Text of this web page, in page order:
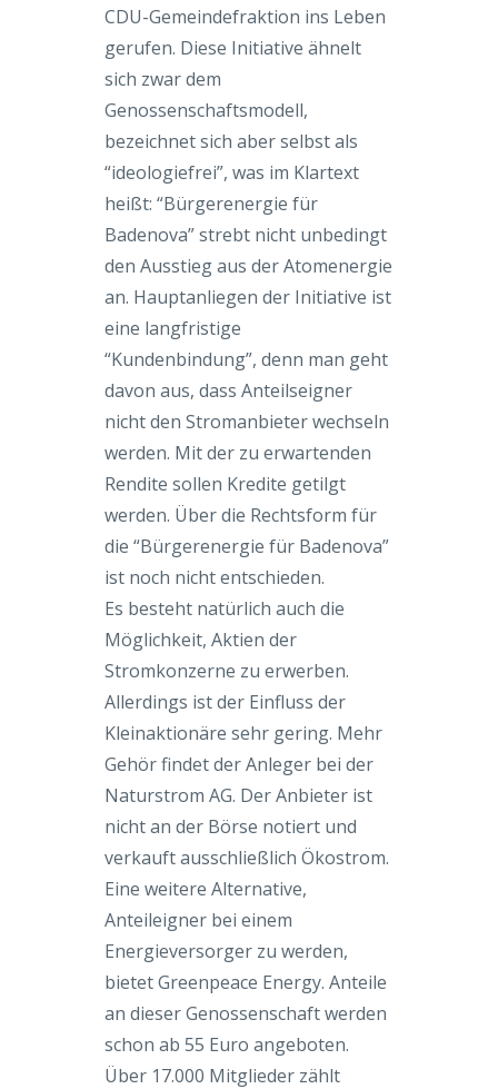
CDU-Gemeindefraktion ins Leben
gerufen. Diese Initiative ähnelt
sich zwar dem
Genossenschaftsmodell,
bezeichnet sich aber selbst als
“ideologiefrei”, was im Klartext
heißt: “Bürgerenergie für
Badenova” strebt nicht unbedingt
den Ausstieg aus der Atomenergie
an. Hauptanliegen der Initiative ist
eine langfristige
“Kundenbindung”, denn man geht
davon aus, dass Anteilseigner
nicht den Stromanbieter wechseln
werden. Mit der zu erwartenden
Rendite sollen Kredite getilgt
werden. Über die Rechtsform für
die “Bürgerenergie für Badenova”
ist noch nicht entschieden.
Es besteht natürlich auch die
Möglichkeit, Aktien der
Stromkonzerne zu erwerben.
Allerdings ist der Einfluss der
Kleinaktionäre sehr gering. Mehr
Gehör findet der Anleger bei der
Naturstrom AG. Der Anbieter ist
nicht an der Börse notiert und
verkauft ausschließlich Ökostrom.
Eine weitere Alternative,
Anteileigner bei einem
Energieversorger zu werden,
bietet Greenpeace Energy. Anteile
an dieser Genossenschaft werden
schon ab 55 Euro angeboten.
Über 17.000 Mitglieder zählt